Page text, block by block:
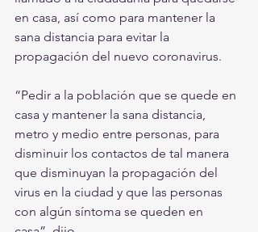
en casa, así como para mantener la
sana distancia para evitar la
propagación del nuevo coronavirus.
“Pedir a la población que se quede en
casa y mantener la sana distancia,
metro y medio entre personas, para
disminuir los contactos de tal manera
que disminuyan la propagación del
virus en la ciudad y que las personas
con algún síntoma se queden en